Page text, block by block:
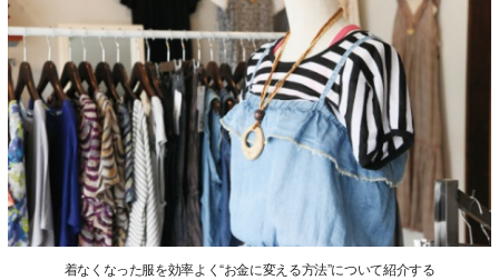
着なくなった服を効率よく“お金に変える方法”について紹介する